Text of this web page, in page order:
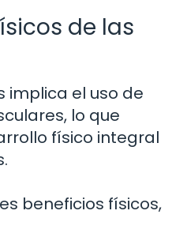
de las
implica el uso de
lo que
físico integral
beneficios físicos,